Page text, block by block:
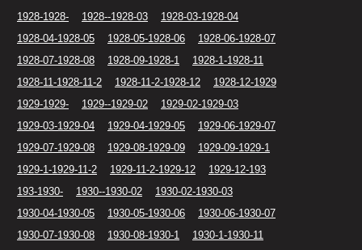
1928-1928-
1928--1928-03
1928-03-1928-04
1928-04-1928-05
1928-05-1928-06
1928-06-1928-07
1928-07-1928-08
1928-09-1928-1
1928-1-1928-11
1928-11-1928-11-2
1928-11-2-1928-12
1928-12-1929
1929-1929-
1929--1929-02
1929-02-1929-03
1929-03-1929-04
1929-04-1929-05
1929-06-1929-07
1929-07-1929-08
1929-08-1929-09
1929-09-1929-1
1929-1-1929-11-2
1929-11-2-1929-12
1929-12-193
193-1930-
1930--1930-02
1930-02-1930-03
1930-04-1930-05
1930-05-1930-06
1930-06-1930-07
1930-07-1930-08
1930-08-1930-1
1930-1-1930-11